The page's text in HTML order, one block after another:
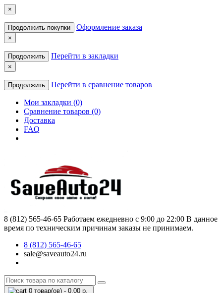
×
Продолжить покупки Оформление заказа
×
Продолжить Перейти в закладки
×
Продолжить Перейти в сравнение товаров
Мои закладки (0)
Сравнение товаров (0)
Доставка
FAQ
8 (812) 565-46-65 Работаем ежедневно с 9:00 до 22:00 В данное
время по техническим причинам заказы не принимаем.
8 (812) 565-46-65
sale@saveauto24.ru
0 товар(ов) - 0.00 р.